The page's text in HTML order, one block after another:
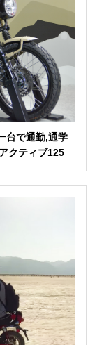
台で通勤,通学
クティブ125